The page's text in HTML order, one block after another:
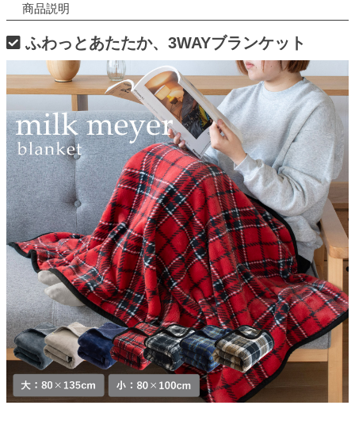
商品説明
ふわっとあたたか、3WAYブランケット